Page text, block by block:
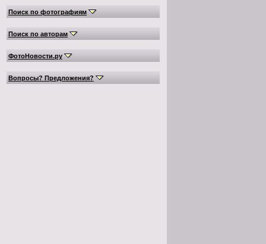
Поиск по фотографиям
Поиск по авторам
ФотоНовости.ру
Вопросы? Предложения?